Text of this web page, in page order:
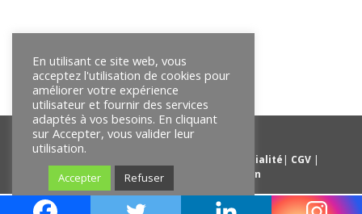
Politique de confidentialité | CGV |
mediation de la consommation
En utilisant ce site web, vous
acceptez l'utilisation de cookies pour
améliorer votre expérience
utilisateur et fournir des services
adaptés à vos besoins. En cliquant
sur Accepter, vous valider leur
utilisation.
Accepter Refuser